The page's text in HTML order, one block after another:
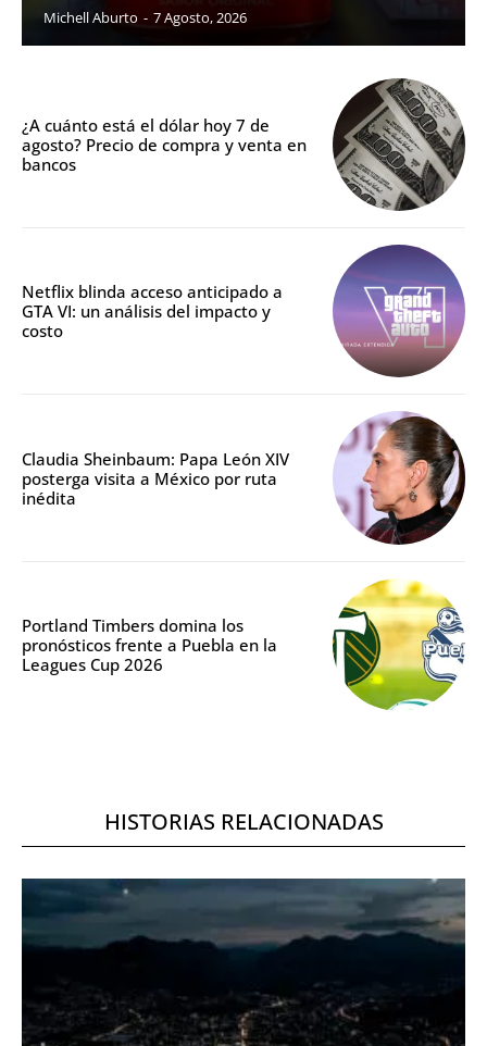
Michell Aburto - 7 Agosto, 2026
¿A cuánto está el dólar hoy 7 de
agosto? Precio de compra y venta en
bancos
Netflix blinda acceso anticipado a
GTA VI: un análisis del impacto y
costo
Claudia Sheinbaum: Papa León XIV
posterga visita a México por ruta
inédita
Portland Timbers domina los
pronósticos frente a Puebla en la
Leagues Cup 2026
HISTORIAS RELACIONADAS